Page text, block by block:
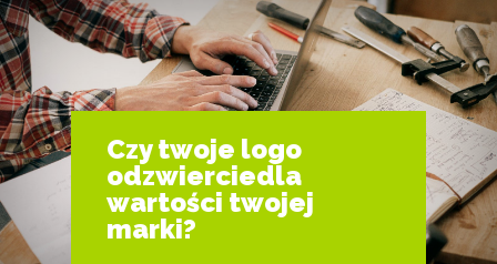
Czy twoje logo
odzwierciedla
wartości twojej
marki?